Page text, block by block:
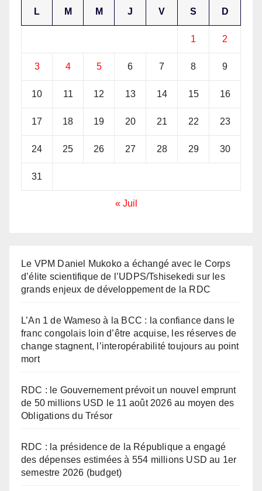
L M M J V S D
1 2
3 4 5 6 7 8 9
10 11 12 13 14 15 16
17 18 19 20 21 22 23
24 25 26 27 28 29 30
31
« Juil
Le VPM Daniel Mukoko a échangé avec le Corps
d’élite scientifique de l’UDPS/Tshisekedi sur les
grands enjeux de développement de la RDC
L’An 1 de Wameso à la BCC : la confiance dans le
franc congolais loin d’être acquise, les réserves de
change stagnent, l’interopérabilité toujours au point
mort
RDC : le Gouvernement prévoit un nouvel emprunt
de 50 millions USD le 11 août 2026 au moyen des
Obligations du Trésor
RDC : la présidence de la République a engagé
des dépenses estimées à 554 millions USD au 1er
semestre 2026 (budget)